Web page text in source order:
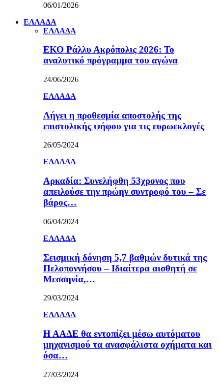
06/01/2026
ΕΛΛΑΔΑ
ΕΛΛΑΔΑ
ΕΚΟ Ράλλυ Ακρόπολις 2026: Το
αναλυτικό πρόγραμμα του αγώνα
24/06/2026
ΕΛΛΑΔΑ
Λήγει η προθεσμία αποστολής της
επιστολικής ψήφου για τις ευρωεκλογές
26/05/2024
ΕΛΛΑΔΑ
Αρκαδία: Συνελήφθη 53χρονος που
απειλούσε την πρώην συντροφό του – Σε
βάρος…
06/04/2024
ΕΛΛΑΔΑ
Σεισμική δόνηση 5,7 βαθμών δυτικά της
Πελοποννήσου – Ιδιαίτερα αισθητή σε
Μεσσηνία,…
29/03/2024
ΕΛΛΑΔΑ
Η ΑΑΔΕ θα εντοπίζει μέσω αυτόματου
μηχανισμού τα ανασφάλιστα οχήματα και
όσα…
27/03/2024